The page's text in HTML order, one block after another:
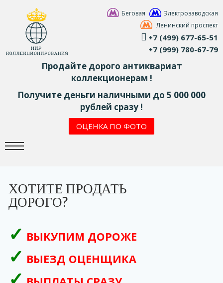
Беговая
Электрозаводская
Ленинский проспект
+7 (499) 677-65-51
+7 (999) 780-67-79
Продайте дорого антиквариат
коллекционерам !
Получите деньги наличными до 5 000 000
рублей сразу !
ОЦЕНКА ПО ФОТО
ХОТИТЕ ПРОДАТЬ
ДОРОГО?
ВЫКУПИМ ДОРОЖЕ
ВЫЕЗД ОЦЕНЩИКА